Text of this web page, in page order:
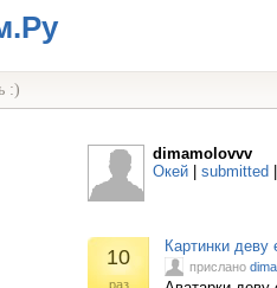
:)
dimamolovvv
Окей
submitted
10
раз
Картинки деву
прислано